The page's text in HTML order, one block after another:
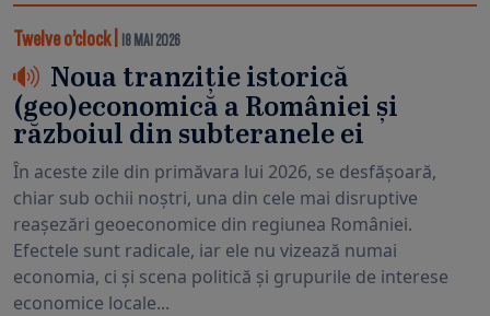
Twelve o’clock| 18 MAI 2026
Noua tranziție istorică
(geo)economică a României și
războiul din subteranele ei
În aceste zile din primăvara lui 2026, se desfășoară,
chiar sub ochii noștri, una din cele mai disruptive
reașezări geoeconomice din regiunea României.
Efectele sunt radicale, iar ele nu vizează numai
economia, ci și scena politică și grupurile de interese
economice locale...